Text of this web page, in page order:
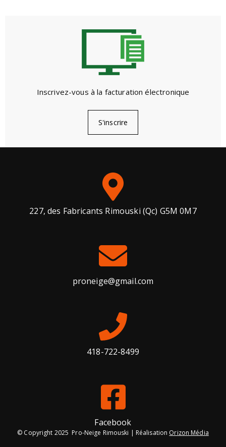
Inscrivez-vous à la facturation électronique
S'inscrire
227, des Fabricants Rimouski (Qc) G5M 0M7
proneige@gmail.com
418-722-8499
Facebook
© Copyright 2025 Pro-Neige Rimouski | Réalisation Orizon Média